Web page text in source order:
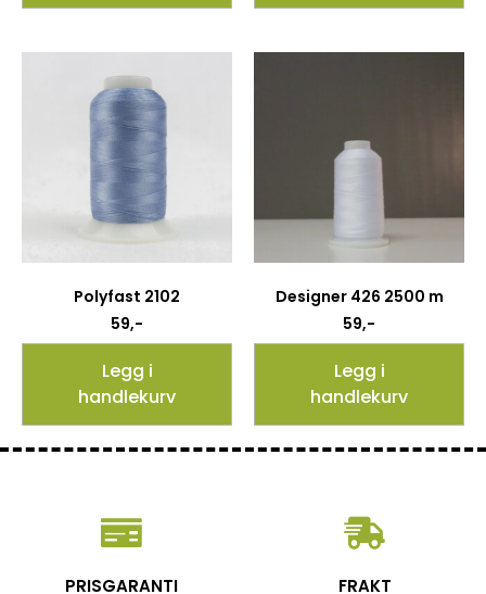
Polyfast 2102
59,-
Legg i
handlekurv
Designer 426 2500 m
59,-
Legg i
handlekurv
PRISGARANTI
FRAKT